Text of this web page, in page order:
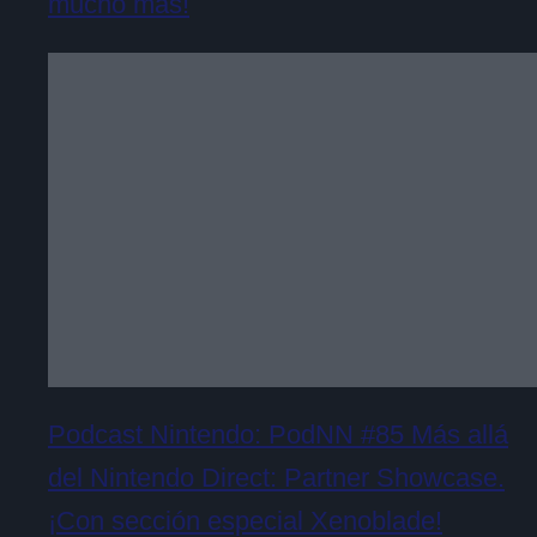
Podcast Nintendo: PodNN #85 Más allá
del Nintendo Direct: Partner Showcase.
¡Con sección especial Xenoblade!